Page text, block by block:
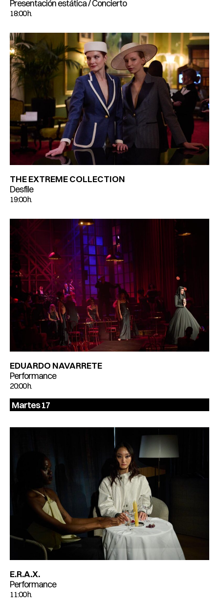
Presentación estática / Concierto
18:00 h.
THE EXTREME COLLECTION
Desfile
19:00 h.
EDUARDO NAVARRETE
Performance
20:00 h.
Martes 17
E.R.A.X.
Performance
11:00 h.